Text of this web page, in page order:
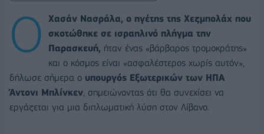
Ο
Χασάν Νασράλα, ο ηγέτης της Χεζμπολάχ που
σκοτώθηκε σε ισραηλινό πλήγμα την
Παρασκευή, ήταν ένας «βάρβαρος τρομοκράτης»
και ο κόσμος είναι «ασφαλέστερος χωρίς αυτόν»,
δήλωσε σήμερα ο υπουργός Εξωτερικών των ΗΠΑ
Άντονι Μπλίνκεν, σημειώνοντας ότι θα συνεχίσει να
εργάζεται για μια διπλωματική λύση στον Λίβανο.